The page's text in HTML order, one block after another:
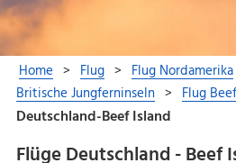
Flüge Deutschland - Beef